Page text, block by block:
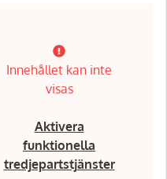
Innehållet kan inte
visas
Aktivera
funktionella
tredjepartstjänster